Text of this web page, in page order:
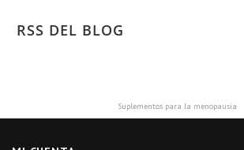
RSS DEL BLOG
Suplementos para la menopausia